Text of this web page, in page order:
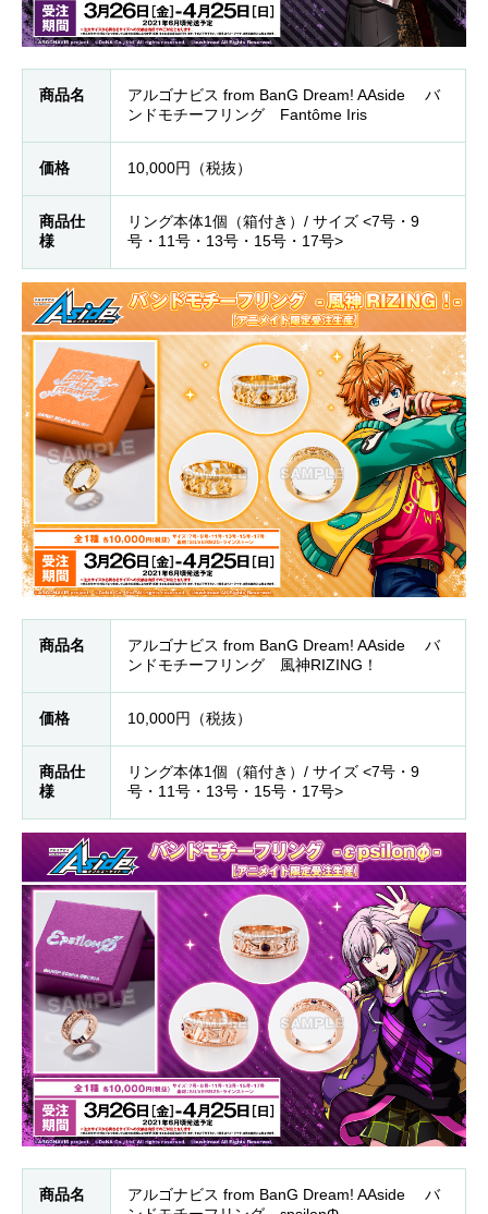
商品名
アルゴナビス from BanG Dream! AAside バ
ンドモチーフリング Fantôme Iris
価格 10,000円（税抜）
商品仕
様
リング本体1個（箱付き）/ サイズ <7号・9
号・11号・13号・15号・17号>
商品名
アルゴナビス from BanG Dream! AAside バ
ンドモチーフリング 風神RIZING！
価格 10,000円（税抜）
商品仕
様
リング本体1個（箱付き）/ サイズ <7号・9
号・11号・13号・15号・17号>
商品名
アルゴナビス from BanG Dream! AAside バ